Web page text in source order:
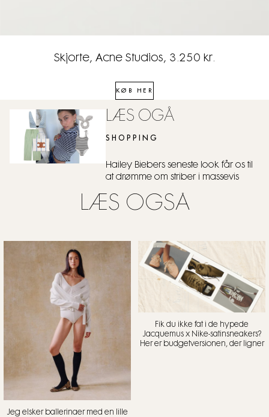
Skjorte, Acne Studios, 3.250 kr.
KØB HER
LÆS OGÅ
SHOPPING
Hailey Biebers seneste look får os til
at drømme om striber i massevis
LÆS OGSÅ
Jeg elsker ballerinaer med en lille
Fik du ikke fat i de hypede
Jacquemus x Nike-satinsneakers?
Her er budgetversionen, der ligner